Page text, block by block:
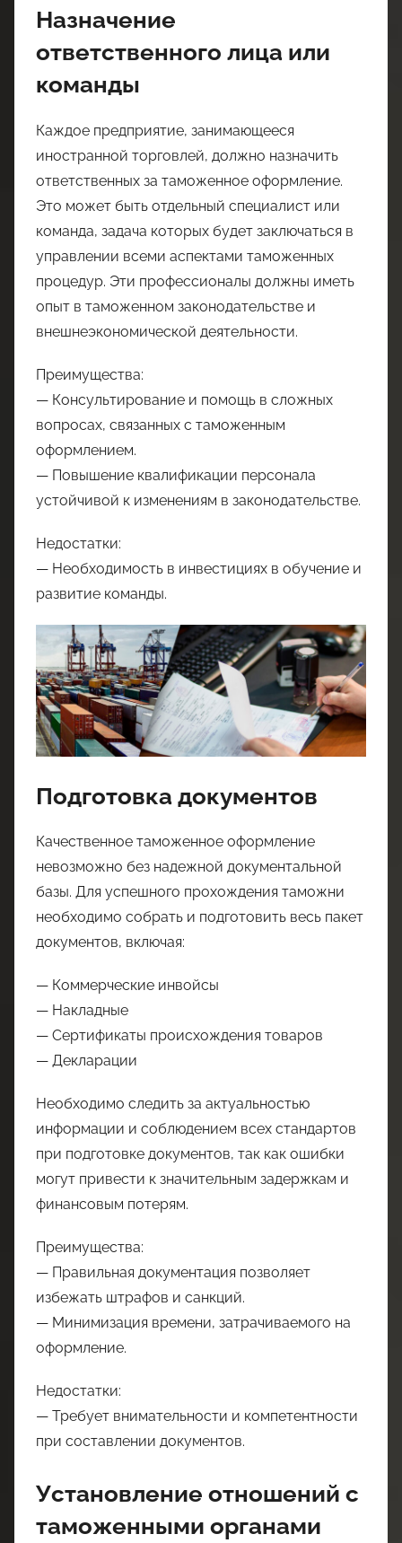
Назначение
ответственного лица или
команды
Каждое предприятие, занимающееся
иностранной торговлей, должно назначить
ответственных за таможенное оформление.
Это может быть отдельный специалист или
команда, задача которых будет заключаться в
управлении всеми аспектами таможенных
процедур. Эти профессионалы должны иметь
опыт в таможенном законодательстве и
внешнеэкономической деятельности.
Преимущества:
— Консультирование и помощь в сложных
вопросах, связанных с таможенным
оформлением.
— Повышение квалификации персонала
устойчивой к изменениям в законодательстве.
Недостатки:
— Необходимость в инвестициях в обучение и
развитие команды.
Подготовка документов
Качественное таможенное оформление
невозможно без надежной документальной
базы. Для успешного прохождения таможни
необходимо собрать и подготовить весь пакет
документов, включая:
— Коммерческие инвойсы
— Накладные
— Сертификаты происхождения товаров
— Декларации
Необходимо следить за актуальностью
информации и соблюдением всех стандартов
при подготовке документов, так как ошибки
могут привести к значительным задержкам и
финансовым потерям.
Преимущества:
— Правильная документация позволяет
избежать штрафов и санкций.
— Минимизация времени, затрачиваемого на
оформление.
Недостатки:
— Требует внимательности и компетентности
при составлении документов.
Установление отношений с
таможенными органами